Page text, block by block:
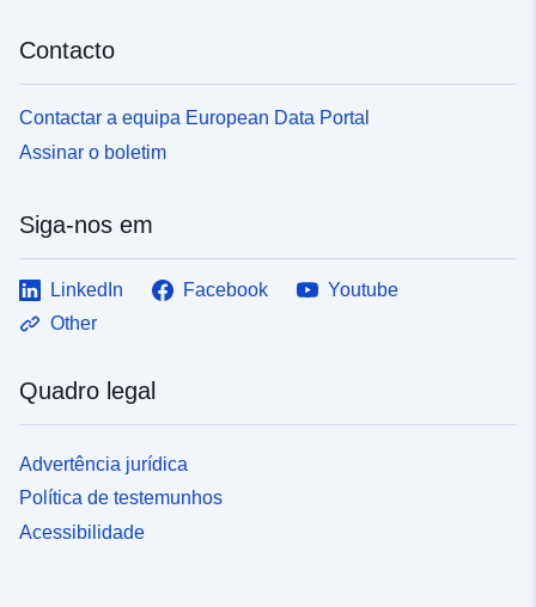
Contacto
Contactar a equipa European Data Portal
Assinar o boletim
Siga-nos em
LinkedIn Facebook
Youtube
Other
Quadro legal
Advertência jurídica
Política de testemunhos
Acessibilidade